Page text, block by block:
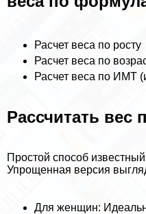
Расчет веса по росту
Расчет веса по
Расчет веса по ИМТ
Рассчитать вес
Простой способ
Упрощенная версия
Для женщин: